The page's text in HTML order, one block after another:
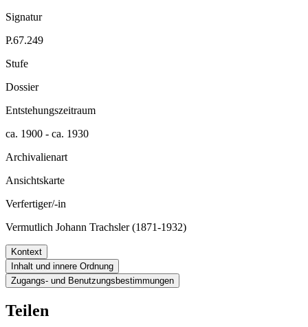
Signatur
P.67.249
Stufe
Dossier
Entstehungszeitraum
ca. 1900 - ca. 1930
Archivalienart
Ansichtskarte
Verfertiger/-in
Vermutlich Johann Trachsler (1871-1932)
Kontext
Inhalt und innere Ordnung
Zugangs- und Benutzungsbestimmungen
Teilen